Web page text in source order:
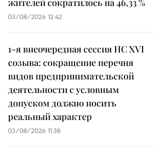
жителей сократилось на 46,33 %
03/08/2026 12:42
1-я внеочередная сессия НС XVI
созыва: сокращение перечня
видов предпринимательской
деятельности с условным
допуском должно носить
реальный характер
03/08/2026 11:38